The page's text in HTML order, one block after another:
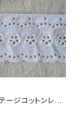
ージコットンレー